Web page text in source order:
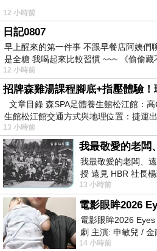
12 小時前
日記0807
早上醒來的第一件事 不跟早餐店阿姨們
是全糖 我喝起來比較習慣 ~~~ 《偷偷藏
12 小時前
文章目錄 森SPA足體養生館松江館：
生館松江館交通方式與地理位置：捷運
13 小時前
我最敬愛的老闆、
授 遠見 HBR 社長
老闆、遠見．天下
13 小時前
電影眼眸2026
電影眼眸2026
劇 主演: 申敏兒 /
眸2026描述攝影師
14 小時前